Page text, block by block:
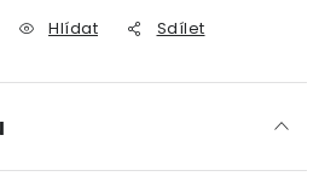
Hlídat Sdílet